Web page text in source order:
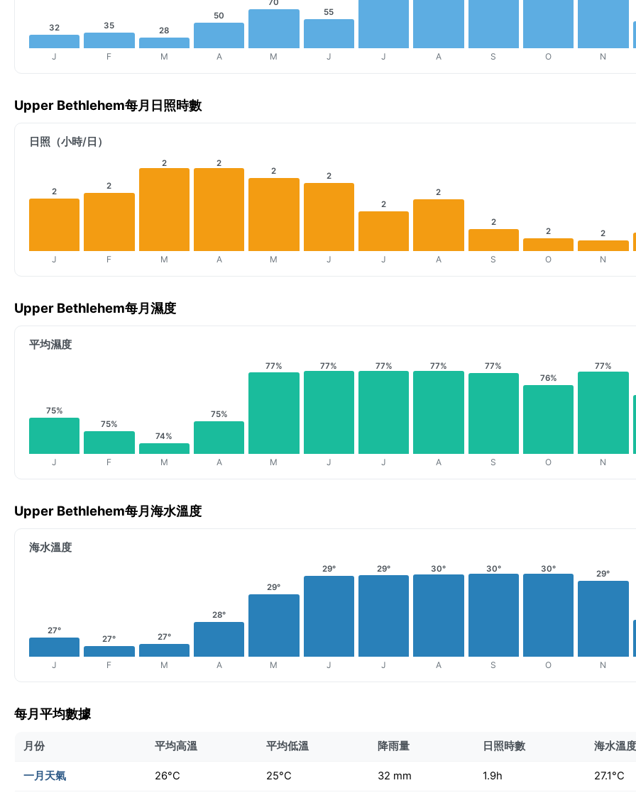
32
J
35
F
28
M
50
A
70
M
55
J J A S O N
Upper Bethlehem每月日照時數
日照（小時/日）
2
J
2
F
2
M
2
A
2
M
2
J
2
J
2
A
2
S
2
O
2
N
Upper Bethlehem每月濕度
平均濕度
75%
J
75%
F
74%
M
75%
A
77%
M
77%
J
77%
J
77%
A
77%
S
76%
O
77%
N
Upper Bethlehem每月海水溫度
海水溫度
27°
J
27°
F
27°
M
28°
A
29°
M
29°
J
29°
J
30°
A
30°
S
30°
O
29°
N
每月平均數據
月份 平均高溫 平均低溫 降雨量 日照時數 海水溫度
一月天氣 26°C 25°C 32 mm 1.9h 27.1°C